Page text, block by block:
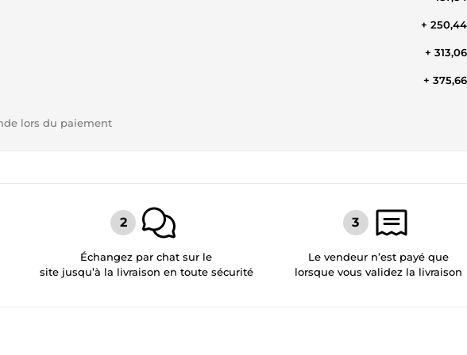
+
+
+
lors du paiement
Échangez par chat sur le
site jusqu’à la livraison en toute sécurité
Le vendeur n’est payé que
lorsque vous validez la livraison